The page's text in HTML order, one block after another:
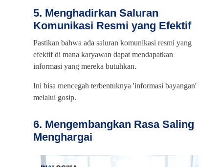
5. Menghadirkan Saluran
Komunikasi Resmi yang Efektif
Pastikan bahwa ada saluran komunikasi resmi yang
efektif di mana karyawan dapat mendapatkan
informasi yang mereka butuhkan.
Ini bisa mencegah terbentuknya 'informasi bayangan'
melalui gosip.
6. Mengembangkan Rasa Saling
Menghargai